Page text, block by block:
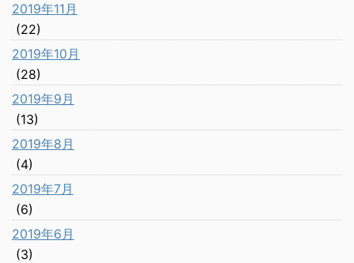
2019年11月
(22)
2019年10月
(28)
2019年9月
(13)
2019年8月
(4)
2019年7月
(6)
2019年6月
(3)